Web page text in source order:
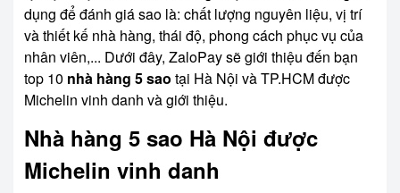
dụng để đánh giá sao là: chất lượng nguyên liệu, vị trí
và thiết kế nhà hàng, thái độ, phong cách phục vụ của
nhân viên,... Dưới đây, ZaloPay sẽ giới thiệu đến bạn
top 10 nhà hàng 5 sao tại Hà Nội và TP.HCM được
Michelin vinh danh và giới thiệu.
Nhà hàng 5 sao Hà Nội được
Michelin vinh danh